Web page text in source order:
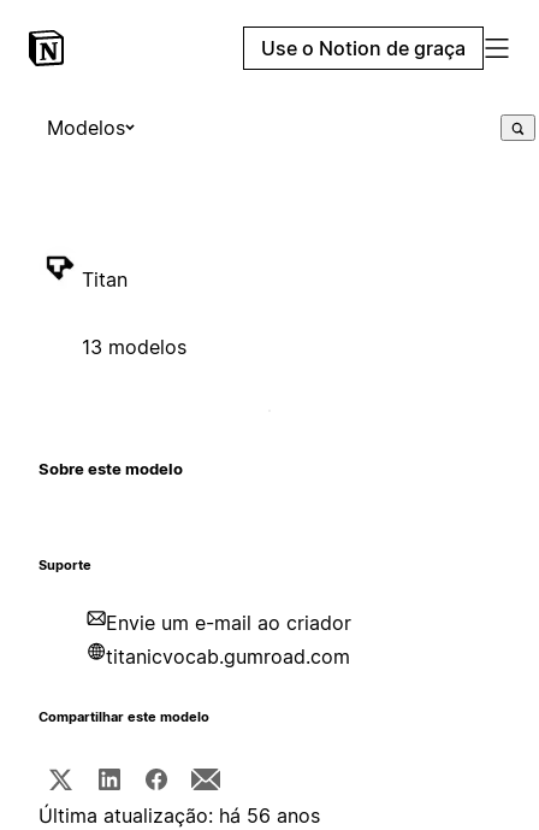
Use o Notion de graça
Modelos
Titan
13 modelos
Sobre este modelo
Suporte
Envie um e-mail ao criador
titanicvocab.gumroad.com
Compartilhar este modelo
Última atualização: há 56 anos